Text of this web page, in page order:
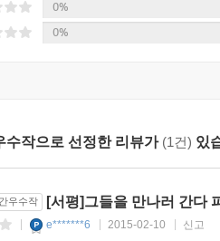
0%
0%
수작으로 선정한 리뷰가 (1건) 있
우수작 [서평]그들을 만나러 간다
e*******6 2015-02-10 신고